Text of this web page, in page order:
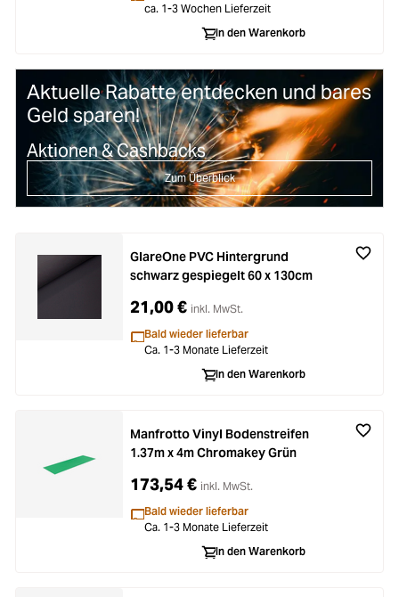
ca. 1-3 Wochen Lieferzeit
In den Warenkorb
Aktuelle Rabatte entdecken und bares
Geld sparen!
Aktionen & Cashbacks
Zum Überblick
GlareOne PVC Hintergrund
schwarz gespiegelt 60 x 130cm
21,00 € inkl. MwSt.
Bald wieder lieferbar
Ca. 1-3 Monate Lieferzeit
In den Warenkorb
Manfrotto Vinyl Bodenstreifen
1.37m x 4m Chromakey Grün
173,54 € inkl. MwSt.
Bald wieder lieferbar
Ca. 1-3 Monate Lieferzeit
In den Warenkorb